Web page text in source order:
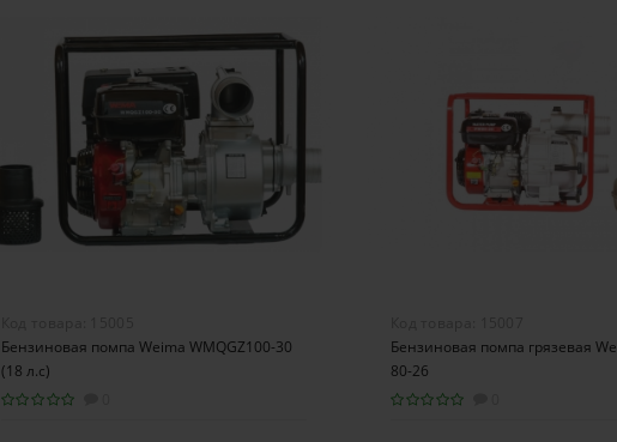
Бензиновая помпа Weima WMQGZ100-30
(18 л.с)
Бензиновая помпа грязевая
80-26